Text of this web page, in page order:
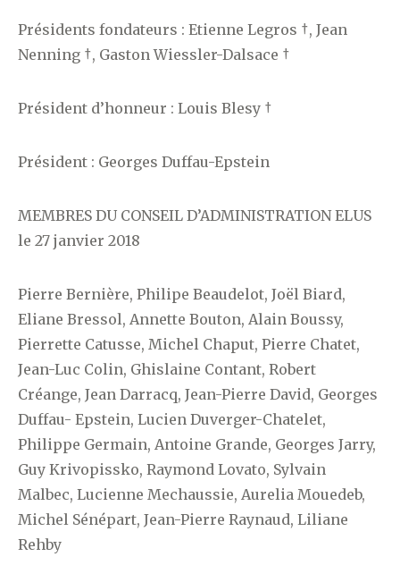
Présidents fondateurs : Etienne Legros †, Jean
Nenning †, Gaston Wiessler-Dalsace †
Président d’honneur : Louis Blesy †
Président : Georges Duffau-Epstein
MEMBRES DU CONSEIL D’ADMINISTRATION ELUS
le 27 janvier 2018
Pierre Bernière, Philipe Beaudelot, Joël Biard,
Eliane Bressol, Annette Bouton, Alain Boussy,
Pierrette Catusse, Michel Chaput, Pierre Chatet,
Jean-Luc Colin, Ghislaine Contant, Robert
Créange, Jean Darracq, Jean-Pierre David, Georges
Duffau- Epstein, Lucien Duverger-Chatelet,
Philippe Germain, Antoine Grande, Georges Jarry,
Guy Krivopissko, Raymond Lovato, Sylvain
Malbec, Lucienne Mechaussie, Aurelia Mouedeb,
Michel Sénépart, Jean-Pierre Raynaud, Liliane
Rehby